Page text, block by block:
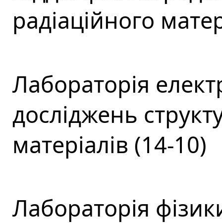
радіаційного
Лабораторія
досліджень
матеріалів (14-10)
Лабораторія